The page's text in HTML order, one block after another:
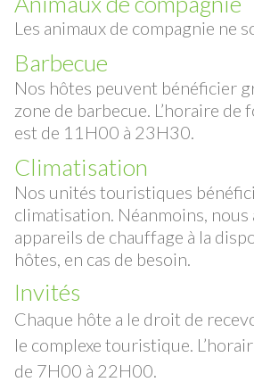
Les animaux de compagnie ne
Barbecue
Nos hôtes peuvent bénéficier
zone de barbecue. L’horaire
est de 11H00 à 23H30.
Climatisation
Nos unités touristiques
climatisation. Néanmoins, nous
appareils de chauffage à la
hôtes, en cas de besoin.
Invités
Chaque hôte a le droit de
le complexe touristique.
de 7H00 à 22H00.